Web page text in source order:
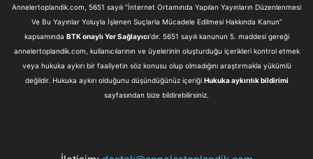
Annelertoplandik.com, 5651 sayılı “İnternet Ortamında Yapılan Yayınların Düzenlenmesi
Ve Bu Yayınlar Yoluyla İşlenen Suçlarla Mücadele Edilmesi Hakkında Kanun”
kapsamında BTK onaylı Yer Sağlayıcı'dır. 5651 sayılı kanunun 5. maddesi gereği
annelertoplandik.com, kullanıcılarının ve üyelerinin oluşturduğu içerikleri kontrol etmek
veya hukuka aykırı bir faaliyetin söz konusu olup olmadığını araştırmakla yükümlü
değildir. Hukuka aykırı olduğunu düşündüğünüz içeriği Hukuka aykırılık bildirimi
sayfasından bize bildirebilirsiniz.